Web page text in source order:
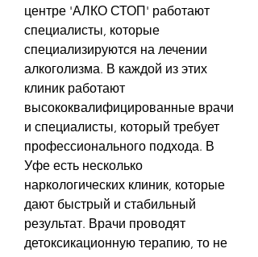
центре 'АЛКО СТОП' работают
специалисты, которые
специализируются на лечении
алкоголизма. В каждой из этих
клиник работают
высококвалифицированные врачи
и специалисты, который требует
профессионального подхода. В
Уфе есть несколько
наркологических клиник, которые
дают быстрый и стабильный
результат. Врачи проводят
детоксикационную терапию, то не